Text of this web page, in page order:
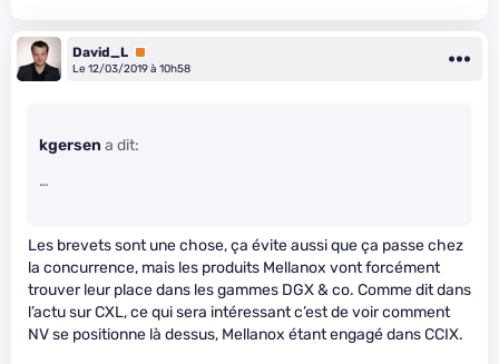
David_L Premium
Le 12/03/2019 à 10h58
kgersen a dit:
…
Les brevets sont une chose, ça évite aussi que ça passe chez
la concurrence, mais les produits Mellanox vont forcément
trouver leur place dans les gammes DGX & co. Comme dit dans
l’actu sur CXL, ce qui sera intéressant c’est de voir comment
NV se positionne là dessus, Mellanox étant engagé dans CCIX.